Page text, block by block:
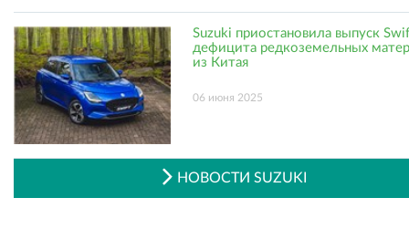
Suzuki приостановила выпуск
дефицита редкоземельных
из Китая
06 июня 2025
НОВОСТИ SUZUKI